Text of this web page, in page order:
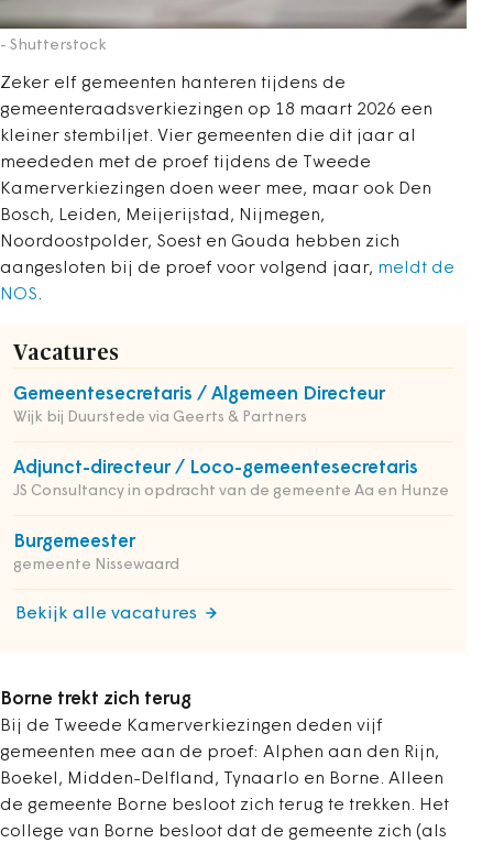
- Shutterstock
Zeker elf gemeenten hanteren tijdens de
gemeenteraadsverkiezingen op 18 maart 2026 een
kleiner stembiljet. Vier gemeenten die dit jaar al
meededen met de proef tijdens de Tweede
Kamerverkiezingen doen weer mee, maar ook Den
Bosch, Leiden, Meijerijstad, Nijmegen,
Noordoostpolder, Soest en Gouda hebben zich
aangesloten bij de proef voor volgend jaar, meldt de
NOS.
Vacatures
Gemeentesecretaris / Algemeen Directeur
Wijk bij Duurstede via Geerts & Partners
Adjunct-directeur / Loco-gemeentesecretaris
JS Consultancy in opdracht van de gemeente Aa en Hunze
Burgemeester
gemeente Nissewaard
Bekijk alle vacatures
Borne trekt zich terug
Bij de Tweede Kamerverkiezingen deden vijf
gemeenten mee aan de proef: Alphen aan den Rijn,
Boekel, Midden-Delfland, Tynaarlo en Borne. Alleen
de gemeente Borne besloot zich terug te trekken. Het
college van Borne besloot dat de gemeente zich (als